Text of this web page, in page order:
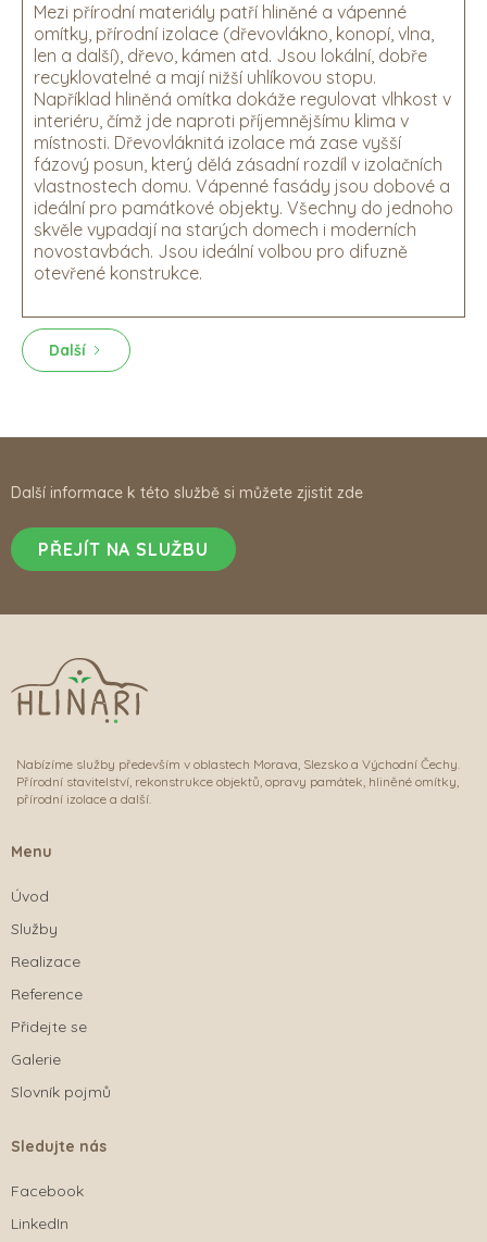
Mezi přírodní materiály patří hliněné a vápenné
omítky, přírodní izolace (dřevovlákno, konopí, vlna,
len a další), dřevo, kámen atd. Jsou lokální, dobře
recyklovatelné a mají nižší uhlíkovou stopu.
Například hliněná omítka dokáže regulovat vlhkost v
interiéru, čímž jde naproti příjemnějšímu klima v
místnosti. Dřevovláknitá izolace má zase vyšší
fázový posun, který dělá zásadní rozdíl v izolačních
vlastnostech domu. Vápenné fasády jsou dobové a
ideální pro památkové objekty. Všechny do jednoho
skvěle vypadají na starých domech i moderních
novostavbách. Jsou ideální volbou pro difuzně
otevřené konstrukce.
Další
Další informace k této službě si můžete zjistit zde
PŘEJÍT NA SLUŽBU
Nabízíme služby především v oblastech Morava, Slezsko a Východní Čechy.
Přírodní stavitelství, rekonstrukce objektů, opravy památek, hliněné omítky,
přírodní izolace a další.
Menu
Úvod
Služby
Realizace
Reference
Přidejte se
Galerie
Slovník pojmů
Sledujte nás
Facebook
LinkedIn